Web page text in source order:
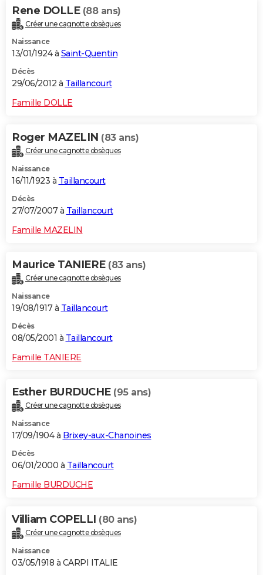
Rene DOLLE (88 ans)
Créer une cagnotte obsèques
Naissance
13/01/1924 à Saint-Quentin
Décès
29/06/2012 à Taillancourt
Famille DOLLE
Roger MAZELIN (83 ans)
Créer une cagnotte obsèques
Naissance
16/11/1923 à Taillancourt
Décès
27/07/2007 à Taillancourt
Famille MAZELIN
Maurice TANIERE (83 ans)
Créer une cagnotte obsèques
Naissance
19/08/1917 à Taillancourt
Décès
08/05/2001 à Taillancourt
Famille TANIERE
Esther BURDUCHE (95 ans)
Créer une cagnotte obsèques
Naissance
17/09/1904 à Brixey-aux-Chanoines
Décès
06/01/2000 à Taillancourt
Famille BURDUCHE
Villiam COPELLI (80 ans)
Créer une cagnotte obsèques
Naissance
03/05/1918 à CARPI ITALIE